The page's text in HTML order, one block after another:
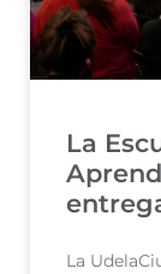
La
La